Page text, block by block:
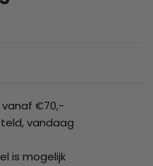
vanaf €70,-
vandaag
is mogelijk